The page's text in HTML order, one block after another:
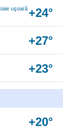
uşoară +24°
+27°
+23°
+20°